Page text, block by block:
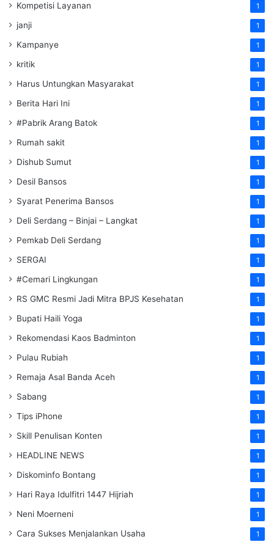
Kompetisi Layanan 1
janji 1
Kampanye 1
kritik 1
Harus Untungkan Masyarakat 1
Berita Hari Ini 1
#Pabrik Arang Batok 1
Rumah sakit 1
Dishub Sumut 1
Desil Bansos 1
Syarat Penerima Bansos 1
Deli Serdang – Binjai – Langkat 1
Pemkab Deli Serdang 1
SERGAI 1
#Cemari Lingkungan 1
RS GMC Resmi Jadi Mitra BPJS Kesehatan 1
Bupati Haili Yoga 1
Rekomendasi Kaos Badminton 1
Pulau Rubiah 1
Remaja Asal Banda Aceh 1
Sabang 1
Tips iPhone 1
Skill Penulisan Konten 1
HEADLINE NEWS 1
Diskominfo Bontang 1
Hari Raya Idulfitri 1447 Hijriah 1
Neni Moerneni 1
Cara Sukses Menjalankan Usaha 1